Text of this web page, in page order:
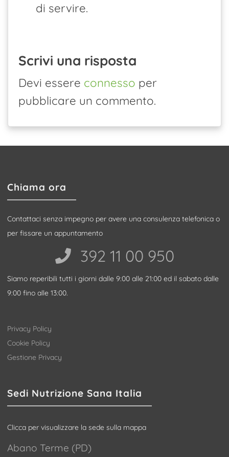
di servire.
Scrivi una risposta
Devi essere connesso per
pubblicare un commento.
Chiama ora
Contattaci senza impegno per avere una consulenza telefonica o
per fissare un appuntamento
392 11 00 950‬
Siamo reperibili tutti i giorni dalle 9:00 alle 21:00 ed il sabato dalle
9:00 fino alle 13:00.
Privacy Policy
Cookie Policy
Gestione Privacy
Sedi Nutrizione Sana Italia
Clicca per visualizzare la sede sulla mappa
Abano Terme (PD)